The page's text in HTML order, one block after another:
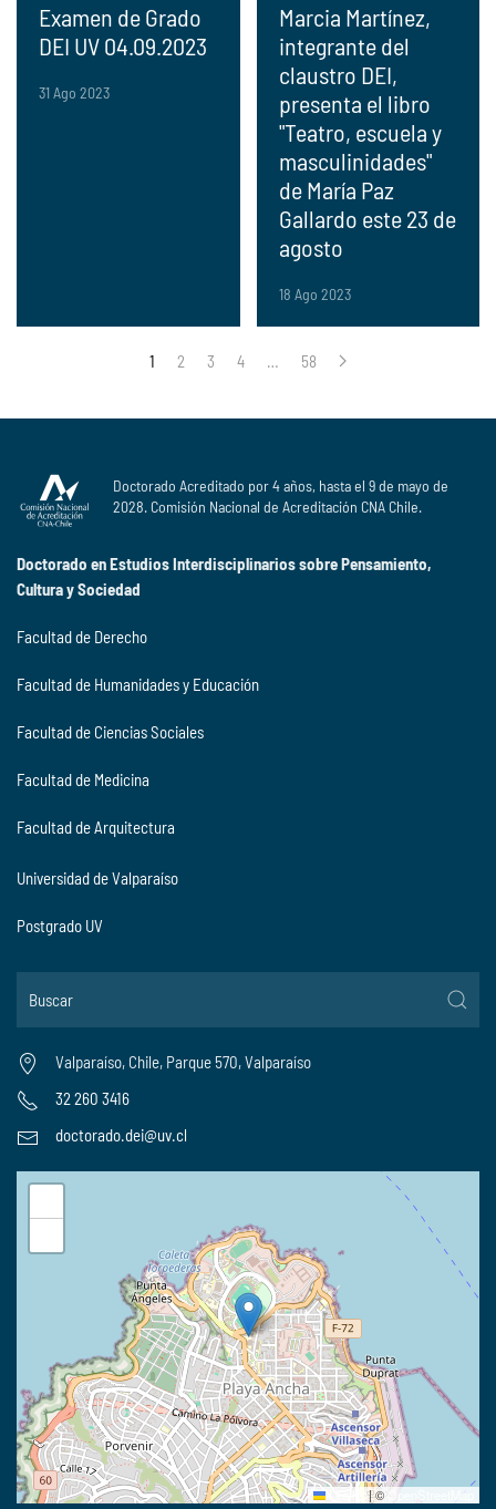
Examen de Grado
DEI UV 04.09.2023
31 Ago 2023
Marcia Martínez,
integrante del
claustro DEI,
presenta el libro
"Teatro, escuela y
masculinidades"
de María Paz
Gallardo este 23 de
agosto
18 Ago 2023
1 2 3 4 … 58
Doctorado Acreditado por 4 años, hasta el 9 de mayo de
2028. Comisión Nacional de Acreditación CNA Chile.
Doctorado en Estudios Interdisciplinarios sobre Pensamiento,
Cultura y Sociedad
Facultad de Derecho
Facultad de Humanidades y Educación
Facultad de Ciencias Sociales
Facultad de Medicina
Facultad de Arquitectura
Universidad de Valparaíso
Postgrado UV
Valparaíso, Chile, Parque 570, Valparaíso
32 260 3416
doctorado.dei@uv.cl
Leaflet|©OpenStreetMap